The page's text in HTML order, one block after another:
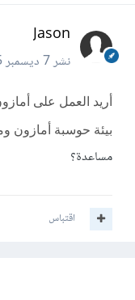
Jason
نشر7 ديسمبر 2015
بيئة حوسبة أمازون
مساعدة؟
اقتباس